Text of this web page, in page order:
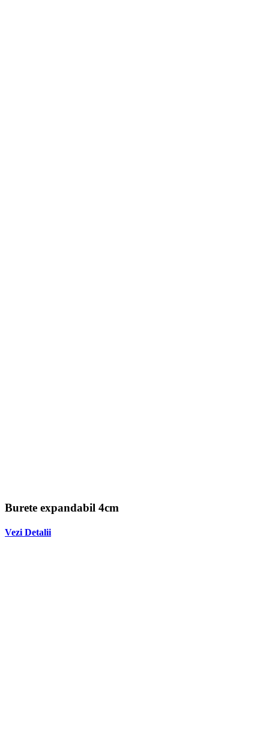
Burete expandabil 4cm
Vezi Detalii